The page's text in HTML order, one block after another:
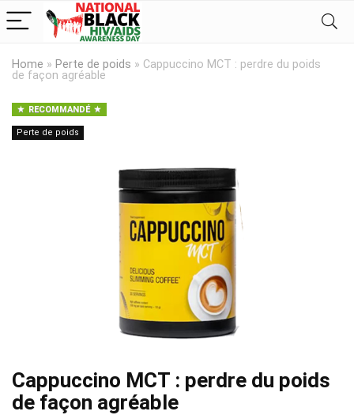
Home » Perte de poids » Cappuccino MCT : perdre du poids
de façon agréable
RECOMMANDÉ
Perte de poids
Cappuccino MCT : perdre du poids
de façon agréable